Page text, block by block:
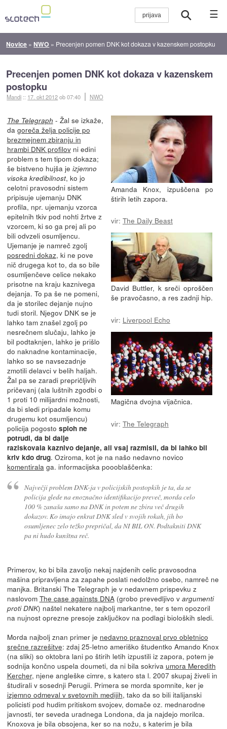
☰
Novice » NWO » Precenjen pomen DNK kot dokaza v kazenskem postopku
Precenjen pomen DNK kot dokaza v kazenskem
postopku
Mandi :: 17. okt 2012ob 07:40 NWO
Amanda Knox, izpuščena po
štirih letih zapora.
vir: The Daily Beast
David Buttler, k sreči oproščen
še pravočasno, a res zadnji hip.
vir: Liverpool Echo
Magična dvojna vijačnica.
vir: The Telegraph
The Telegraph - Žal se izkaže,
da goreča želja policije po
brezmejnem zbiranju in
hrambi DNK profilovni edini
problem s tem tipom dokaza;
še bistveno hujša je izjemno
visoka kredibilnost, ko jo
celotni pravosodni sistem
pripisuje ujemanju DNK
profila, npr. ujemanju vzorca
epitelnih tkiv pod nohti žrtve z
vzorcem, ki so ga prej ali po
bili odvzeli osumljencu.
Ujemanje je namreč zgolj
posredni dokaz, ki ne pove
nič drugega kot to, da so bile
osumljenčeve celice nekako
prisotne na kraju kaznivega
dejanja. To pa še ne pomeni,
da je storilec dejanje nujno
tudi storil. Njegov DNK se je
lahko tam znašel zgolj po
nesrečnem slučaju, lahko je
bil podtaknjen, lahko je prišlo
do naknadne kontaminacije,
lahko so se navsezadnje
zmotili delavci v belih haljah.
Žal pa se zaradi prepričljivih
pričevanj (ala luštnih zgodbi o
1 proti 10 milijardni možnosti,
da bi sledi pripadale komu
drugemu kot osumljencu)
policija pogosto sploh ne
potrudi, da bi dalje
raziskovala kaznivo dejanje, ali vsaj razmisli, da bi lahko bil
kriv kdo drug. Oziroma, kot je na našo nedavno novico
komentirala ga. informacijska poooblaščenka:
Največji problem DNK-ja v policijskih postopkih je ta, da se
policija glede na enoznačno identifikacijo preveč, morda celo
100 % zanaša samo na DNK in potem ne zbira več drugih
dokazov. Ko imajo enkrat DNK sled v svojih rokah, jih bo
osumljenec zelo težko prepričal, da NI BIL ON. Podtakniti DNK
pa ni hudo kunštna reč.
Primerov, ko bi bila zavoljo nekaj najdenih celic pravosodna
mašina pripravljena za zapahe poslati nedolžno osebo, namreč ne
manjka. Britanski The Telegraph je v nedavnem prispevku z
naslovom The case againsts DNA(grobo prevedljivo v argumenti
proti DNK) naštel nekatere najbolj markantne, ter s tem opozoril
na nujnost oprezne presoje zaključkov na podlagi bioloških sledi.
Morda najbolj znan primer je nedavno praznoval prvo obletnico
srečne razrešitve: zdaj 25-letno ameriško študentko Amando Knox
(na sliki) so oktobra lani po štirih letih izpustili iz zapora, potem je
sodnija končno uspela doumeti, da ni bila sokriva umora Meredith
Kercher, njene angleške cimre, s katero sta l. 2007 skupaj živeli in
študirali v sosednji Perugii. Primera se morda spomnite, ker je
izjemno odmeval v svetovnih medijih, tako da so bili italijanski
policisti pod hudim pritiskom svojcev, domače oz. mednarodne
javnosti, ter seveda uradnega Londona, da ja najdejo morilca.
Knoxova je bila obsojena, ker so na nožu, s katerim je bila